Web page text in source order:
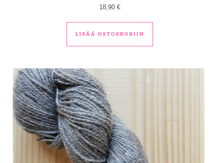
18,90 €
LISÄÄ OSTOSKORIIN